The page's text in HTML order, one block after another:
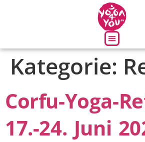
Kategorie:
Corfu-Yoga-
17.-24. Juni